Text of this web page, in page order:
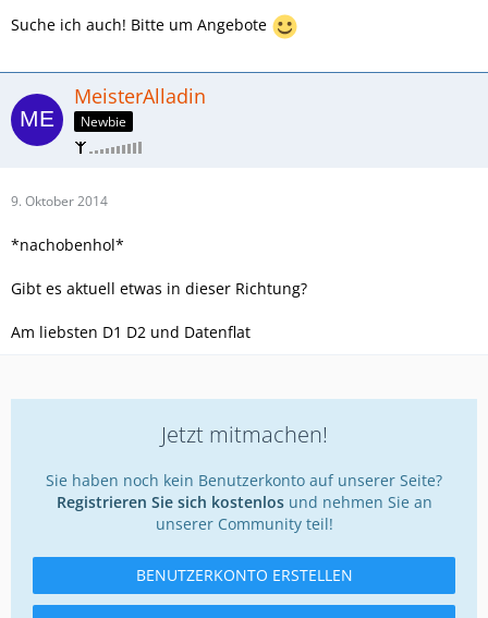
Suche ich auch! Bitte um Angebote
MeisterAlladin
Newbie
9. Oktober 2014
*nachobenhol*
Gibt es aktuell etwas in dieser Richtung?
Am liebsten D1 D2 und Datenflat
Jetzt mitmachen!
Sie haben noch kein Benutzerkonto auf unserer Seite?
Registrieren Sie sich kostenlosund nehmen Sie an
unserer Community teil!
BENUTZERKONTO ERSTELLEN